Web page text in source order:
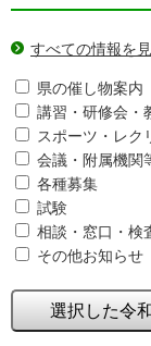
すべての情報を
県の催し物案内
講習・研修会・
スポーツ・レク
会議・附属機関
各種募集
試験
相談・窓口・検
その他お知らせ
選択した令